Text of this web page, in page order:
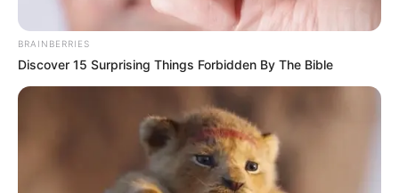
BRAINBERRIES
Discover 15 Surprising Things Forbidden By The Bible